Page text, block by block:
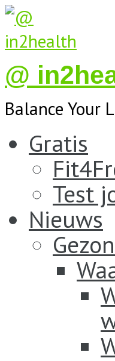
@
Balance Your
Gratis
Test
Nieuws